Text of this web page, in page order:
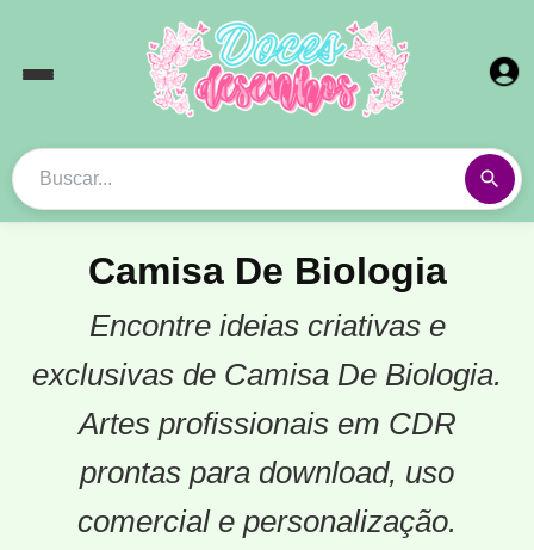
Camisa De Biologia
Encontre ideias criativas e
exclusivas de Camisa De Biologia.
Artes profissionais em CDR
prontas para download, uso
comercial e personalização.